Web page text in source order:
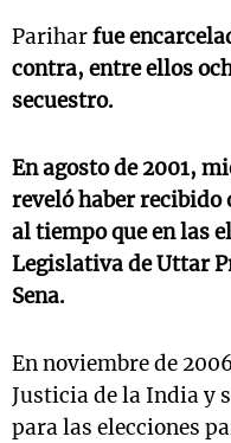
Pariharfue
contra, entre ellos
secuestro.
En agosto de 2001,
reveló haber
al tiempo que en las
Legislativa de Uttar
Sena.
En noviembre de
Justicia de la India y
para las elecciones